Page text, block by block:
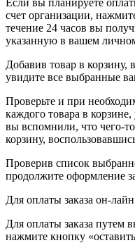
счет организации,
течение 24 часов вы
указанную в вашем
Добавив товар в
увидите все выбранные
Проверьте и при
каждого товара в
вы вспомнили, что чего-
корзину,
Проверив список
продолжите оформление
Для оплаты заказа он-
Для оплаты заказа путем
нажмите кнопку